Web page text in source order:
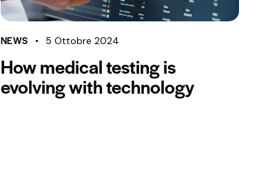
NEWS 5 Ottobre 2024
How medical testing is
evolving with technology